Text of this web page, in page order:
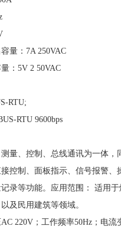
量： 7A 250VAC
： 5V 2 50VAC
RTU;
RTU 9600bps
量、控制、总线通讯为一体，
控制、面板指示、信号报警、
录等功能。应用范围：
适用于
及民用建筑等领域。
AC 220V；工作频率50Hz；电流